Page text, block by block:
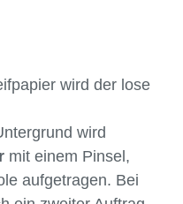
wird der lose
wird
mit einem Pinsel,
aufgetragen. Bei